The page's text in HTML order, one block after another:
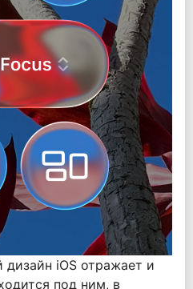
iOS отражает и
под ним, в